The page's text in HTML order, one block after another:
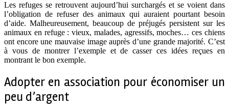
Les refuges se retrouvent aujourd’hui surchargés et se voient dans
l’obligation de refuser des animaux qui auraient pourtant besoin
d’aide. Malheureusement, beaucoup de préjugés persistent sur les
animaux en refuge : vieux, malades, agressifs, moches… ces chiens
ont encore une mauvaise image auprès d’une grande majorité. C’est
à vous de montrer l’exemple et de casser ces idées reçues en
montrant le bon exemple.
Adopter en association pour économiser un
peu d’argent